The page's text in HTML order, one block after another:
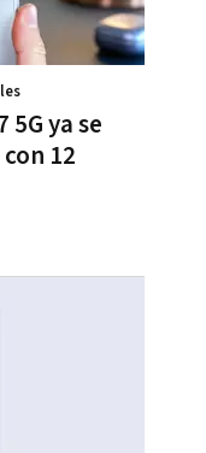
5G ya se
12